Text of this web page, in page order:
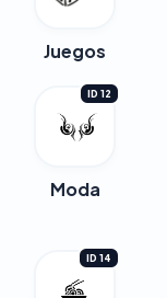
Juegos
ID 12
Moda
ID 14